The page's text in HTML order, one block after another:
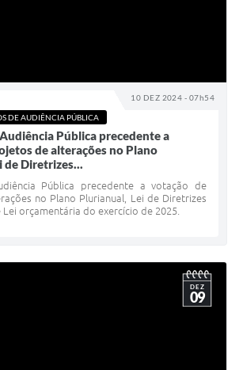
10 DEZ 2024 - 07h54
DE AUDIÊNCIA PÚBLICA
Pública precedente a
de alterações no Plano
de Diretrizes...
Pública precedente a votação de
no Plano Plurianual, Lei de Diretrizes
orçamentária do exercício de 2025.
DEZ
09